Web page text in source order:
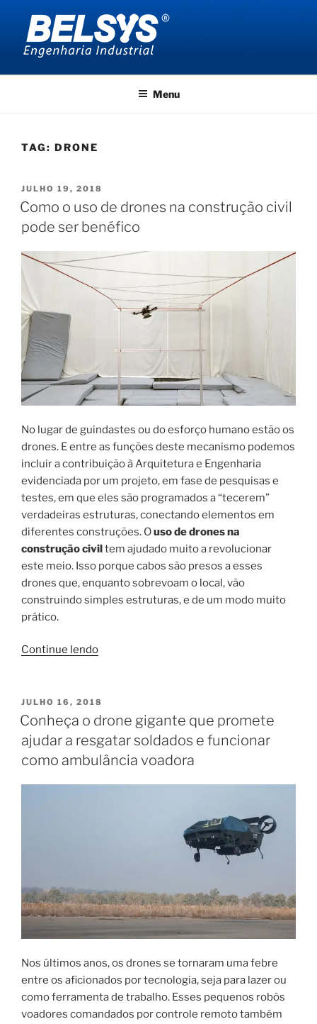
conteúdo
BELSYS ENGENHARIA
Menu
TAG: DRONE
PUBLICADO
EM
JULHO 19, 2018
Como o uso de drones na construção civil
pode ser benéfico
No lugar de guindastes ou do esforço humano estão os
drones. E entre as funções deste mecanismo podemos
incluir a contribuição à Arquitetura e Engenharia
evidenciada por um projeto, em fase de pesquisas e
testes, em que eles são programados a “tecerem”
verdadeiras estruturas, conectando elementos em
diferentes construções. Ouso de drones na
construção civiltem ajudado muito a revolucionar
este meio. Isso porque cabos são presos a esses
drones que, enquanto sobrevoam o local, vão
construindo simples estruturas, e de um modo muito
prático.
Continue lendo“Como
de
drones
construção
civil
pode
PUBLICADO
EM
JULHO 16, 2018
Conheça o drone gigante que promete
ajudar a resgatar soldados e funcionar
como ambulância voadora
Nos últimos anos, os drones se tornaram uma febre
entre os aficionados por tecnologia, seja para lazer ou
como ferramenta de trabalho. Esses pequenos robôs
voadores comandados por controle remoto também